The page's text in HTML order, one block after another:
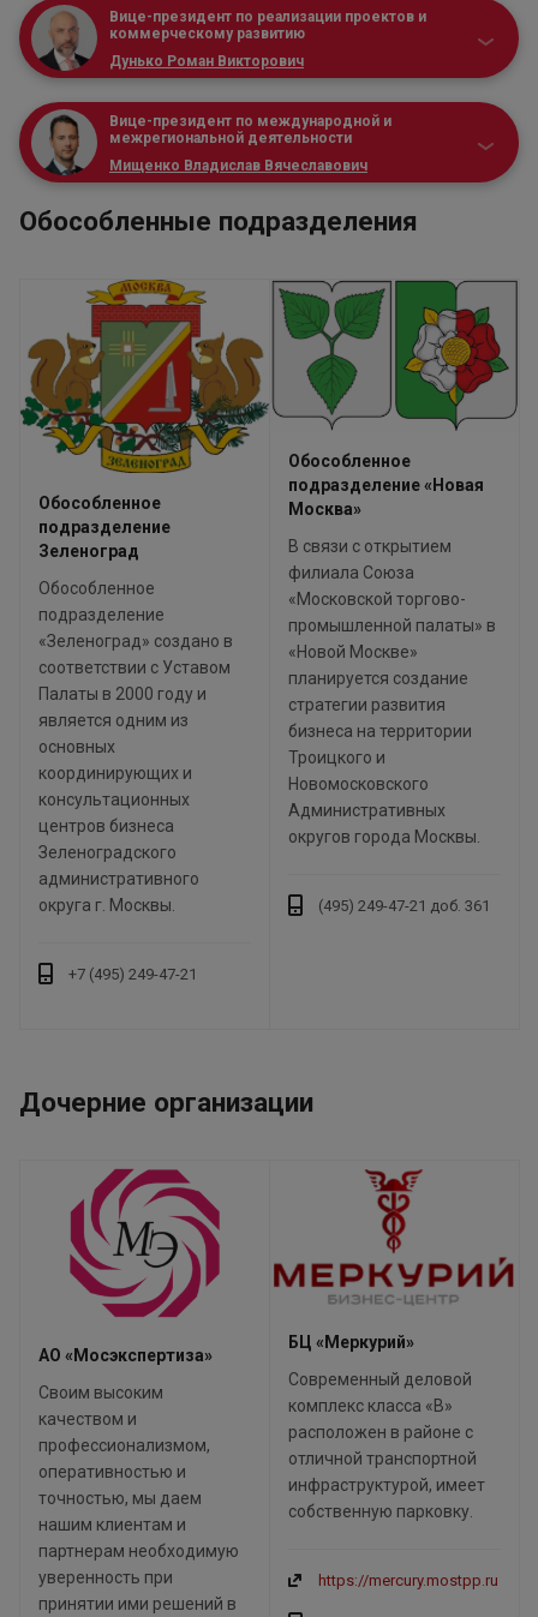
Вице-президент по реализации проектов и
коммерческому развитию
Дунько Роман Викторович
Вице-президент по международной и
межрегиональной деятельности
Мищенко Владислав Вячеславович
Обособленные подразделения
Обособленное
подразделение
Зеленоград
Обособленное
подразделение
«Зеленоград» создано в
соответствии с Уставом
Палаты в 2000 году и
является одним из
основных
координирующих и
консультационных
центров бизнеса
Зеленоградского
административного
округа г. Москвы.
+7 (495) 249-47-21
Обособленное
подразделение «Новая
Москва»
В связи с открытием
филиала Союза
«Московской торгово-
промышленной палаты» в
«Новой Москве»
планируется создание
стратегии развития
бизнеса на территории
Троицкого и
Новомосковского
Административных
округов города Москвы.
(495) 249-47-21 доб. 361
Дочерние организации
АО «Мосэкспертиза»
Своим высоким
качеством и
профессионализмом,
оперативностью и
точностью, мы даем
нашим клиентам и
партнерам необходимую
уверенность при
принятии ими решений в
БЦ «Меркурий»
Современный деловой
комплекс класса «B»
расположен в районе с
отличной транспортной
инфраструктурой, имеет
собственную парковку.
https://mercury.mostpp.ru